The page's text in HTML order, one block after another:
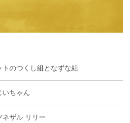
のつくし組となずな組
いちゃん
ザル リリー